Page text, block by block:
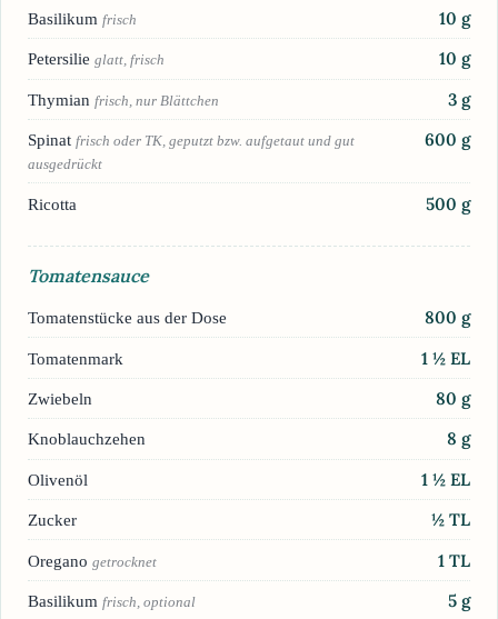
Basilikum frisch 10 g
Petersilie glatt, frisch 10 g
Thymian frisch, nur Blättchen 3 g
Spinat frisch oder TK, geputzt bzw. aufgetaut und gut
ausgedrückt
600 g
Ricotta 500 g
Tomatensauce
Tomatenstücke aus der Dose 800 g
Tomatenmark 1 ½ EL
Zwiebeln 80 g
Knoblauchzehen 8 g
Olivenöl 1 ½ EL
Zucker ½ TL
Oregano getrocknet 1 TL
Basilikum frisch, optional 5 g